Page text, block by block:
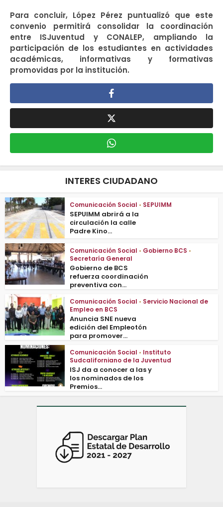
Para concluir, López Pérez puntualizó que este
convenio permitirá consolidar la coordinación
entre ISJuventud y CONALEP, ampliando la
participación de los estudiantes en actividades
académicas, informativas y formativas
promovidas por la institución.
INTERES CIUDADANO
Comunicación Social • SEPUIMM
SEPUIMM abrirá a la
circulación la calle
Padre Kino...
Comunicación Social • Gobierno BCS •
Secretaría General
Gobierno de BCS
refuerza coordinación
preventiva con...
Comunicación Social • Servicio Nacional de
Empleo en BCS
Anuncia SNE nueva
edición del Empleotón
para promover...
Comunicación Social • Instituto
Sudcaliforniano de la Juventud
ISJ da a conocer a las y
los nominados de los
Premios...